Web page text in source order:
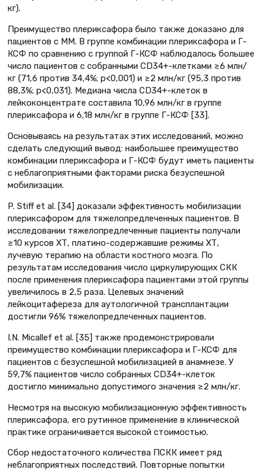
кг).
Преимущество плериксафора было также доказано для
пациентов с ММ. В группе комбинации плериксафора и Г-
КСФ по сравнению с группой Г-КСФ наблюдалось большее
число пациентов с собранными CD34+-клетками ≥6 млн/
кг (71,6 против 34,4%; р<0,001) и ≥2 млн/кг (95,3 против
88,3%; р<0,031). Медиана числа CD34+-клеток в
лейкоконцентрате составила 10,96 млн/кг в группе
плериксафора и 6,18 млн/кг в группе Г-КСФ [33].
Основываясь на результатах этих исследований, можно
сделать следующий вывод: наибольшее преимущество
комбинации плериксафора и Г-КСФ будут иметь пациенты
с неблагоприятными факторами риска безуспешной
мобилизации.
P. Stiff et al. [34] доказали эффективность мобилизации
плериксафором для тяжелопредлеченных пациентов. В
исследовании тяжелопредлеченные пациенты получали
≥10 курсов ХТ, платино-содержавшие режимы ХТ,
лучевую терапию на области костного мозга. По
результатам исследования число циркулирующих СКК
после применения плериксафора пациентами этой группы
увеличилось в 2,5 раза. Целевых значений
лейкоцитафереза для аутологичной трансплантации
достигли 96% тяжелопредлеченных пациентов.
I.N. Micallef et al. [35] также продемонстрировали
преимущество комбинации плериксафора и Г-КСФ для
пациентов с безуспешной мобилизацией в анамнезе. У
59,7% пациентов число собранных CD34+-клеток
достигло минимально допустимого значения ≥2 млн/кг.
Несмотря на высокую мобилизационную эффективность
плериксафора, его рутинное применение в клинической
практике ограничивается высокой стоимостью.
Сбор недостаточного количества ПСКК имеет ряд
неблагоприятных последствий. Повторные попытки